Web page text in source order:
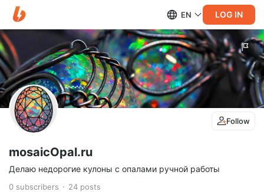
EN LOG IN
Follow
mosaicOpal.ru
Делаю недорогие кулоны с опалами ручной работы
0 subscribers 24 posts